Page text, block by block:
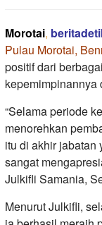
Morotai,
Pulau Morotai,
positif dari
kepemimpinannya
“Selama periode
menorehkan
itu di akhir jabatan
sangat
Julkifli Samania,
Menurut Julkifli,